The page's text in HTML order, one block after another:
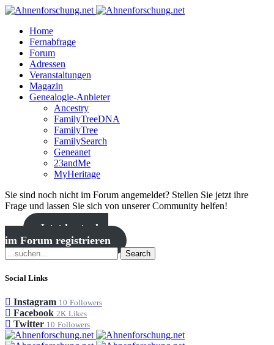
Home
Fernabfrage
Forum
Adressen
Veranstaltungen
Magazin
Genealogie-Anbieter
Ancestry
FamilyTreeDNA
FamilyTree
FamilySearch
Geneanet
23andMe
MyHeritage
Sie sind noch nicht im Forum angemeldet? Stellen Sie jetzt ihre
Frage und lassen Sie sich von unserer Community helfen!
Jetzt kostenlos
im Forum registrieren
Search
Social Links
Instagram 10 Followers
Facebook 2K Likes
Twitter 10 Followers